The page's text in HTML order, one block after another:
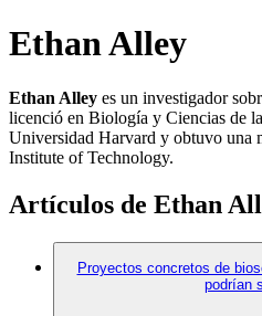
Ethan Alley
Ethan Alley es un investigador
licenció en Biología y Ciencias de
Universidad Harvard y obtuvo una
Institute of Technology.
Artículos de Ethan
Proyectos concretos de
podrían